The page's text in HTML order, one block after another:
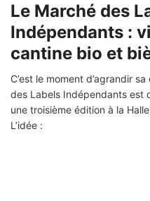
Le Marché des
Indépendants :
cantine bio et
C’est le moment d’agrandir
des Labels Indépendants est
une troisième édition à la
L’idée :